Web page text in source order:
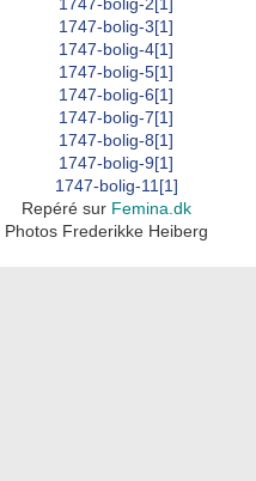
Repéré sur Femina.dk
Photos Frederikke Heiberg